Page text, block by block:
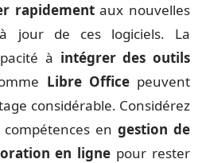
rapidementaux nouvelles
jour de ces logiciels. La
à intégrer des outils
Libre Officepeuvent
considérable. Considérez
compétences en gestion de
en ligne pour rester